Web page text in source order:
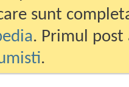
sunt
. Primul
.